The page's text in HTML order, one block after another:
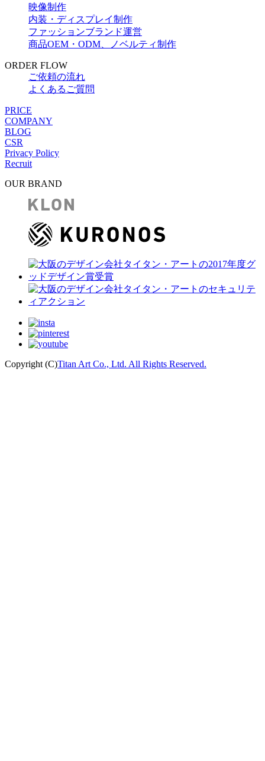
映像制作
内装・ディスプレイ制作
ファッションブランド運営
商品OEM・ODM、ノベルティ制作
ORDER FLOW
ご依頼の流れ
よくあるご質問
PRICE
COMPANY
BLOG
CSR
Privacy Policy
Recruit
OUR BRAND
Copyright (C)Titan Art Co., Ltd. All Rights Reserved.